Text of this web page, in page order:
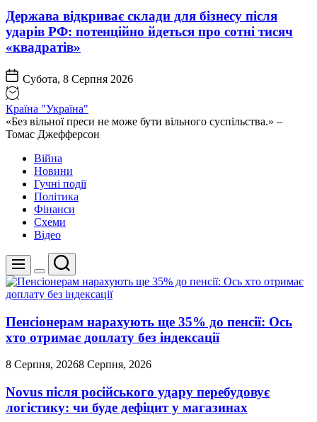
Держава відкриває склади для бізнесу після
ударів РФ: потенційно йдеться про сотні тисяч
«квадратів»
Субота, 8 Серпня 2026
Країна "Україна"
«Без вільної преси не може бути вільного суспільства.» –
Томас Джефферсон
Війна
Новини
Гучні події
Політика
Фінанси
Схеми
Відео
Меню
Перемикач
кольорового
режиму
Пошук
Пенсіонерам нарахують ще 35% до пенсії: Ось
хто отримає доплату без індексації
8 Серпня, 20268 Серпня, 2026
Novus після російського удару перебудовує
логістику: чи буде дефіцит у магазинах